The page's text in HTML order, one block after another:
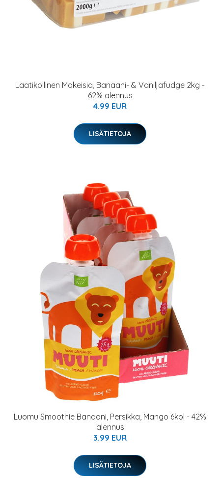
Laatikollinen Makeisia, Banaani- & Vaniljafudge 2kg -
62% alennus
4.99 EUR
LISÄTIETOJA
Luomu Smoothie Banaani, Persikka, Mango 6kpl - 42%
alennus
3.99 EUR
LISÄTIETOJA